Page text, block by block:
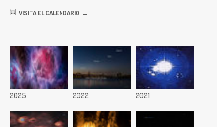
VISITA EL CALENDARIO
2025 2022 2021